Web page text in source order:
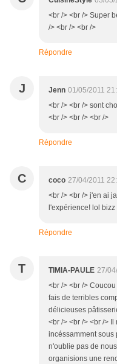
<br /> <br /> Super
/> <br /> <br />
Répondre
J Jenn 01/05/2011
<br /> <br /> sont
<br /> <br /> <br />
Répondre
C coco 27/04/2011
<br /> <br /> j'en ai
l'expérience! lol
Répondre
T TIMIA-PAULE 27/
<br /> <br />
fais de terribles
délicieuses
<br /> <br /> <br />
incéssamment sous
n'oublie pas de
organisions une